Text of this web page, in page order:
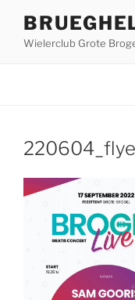
Wielerclub Grote